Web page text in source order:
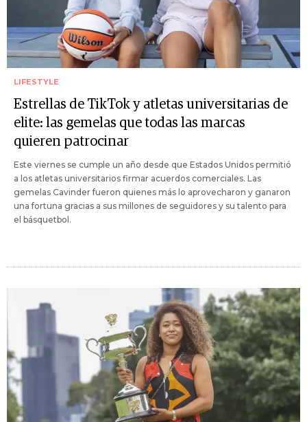
LIFESTYLE
Estrellas de TikTok y atletas universitarias de
elite: las gemelas que todas las marcas
quieren patrocinar
Este viernes se cumple un año desde que Estados Unidos permitió
a los atletas universitarios firmar acuerdos comerciales. Las
gemelas Cavinder fueron quienes más lo aprovecharon y ganaron
una fortuna gracias a sus millones de seguidores y su talento para
el básquetbol.